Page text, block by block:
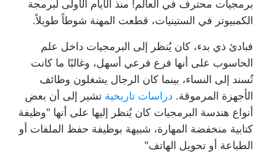
برمجيات محترف في العالم! منذ الأيام الأولى لبرمجة
الكمبيوتر في الستينيات، قطعت المهنة شوطاً طويلاً.
فبادئ ذي بدء، كان يُنظر إلى البرمجيات داخل علم
الحاسوب على أنها فرع فرعي أسهل، وغالبًا ما كانت
تُسند إلى النساء، بينما كان الرجال يشغلون وظائف
الأجهزة المرموقة. دراسات تاريخية تشير إلى أن بعض
أنواع هندسة البرمجيات كان يُنظر إليها على أنها "وظيفة
كتابية منخفضة المهارة، شبيهة بوظيفة حفظ الملفات أو
الطباعة أو تحويل الهاتف"